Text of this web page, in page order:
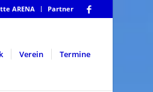
ARENA Partner
Verein Termine